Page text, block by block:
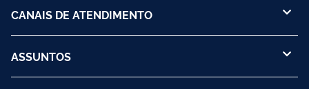
CANAIS DE ATENDIMENTO
ASSUNTOS